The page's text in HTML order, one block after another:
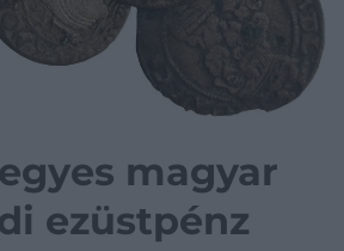
magyar
ezüstpénz